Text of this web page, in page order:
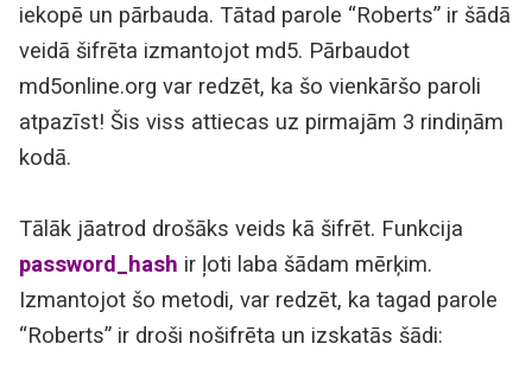
iekopē un pārbauda. Tātad parole “Roberts” ir šādā
veidā šifrēta izmantojot md5. Pārbaudot
md5online.org var redzēt, ka šo vienkāršo paroli
atpazīst! Šis viss attiecas uz pirmajām 3 rindiņām
kodā.
Tālāk jāatrod drošāks veids kā šifrēt. Funkcija
password_hash ir ļoti laba šādam mērķim.
Izmantojot šo metodi, var redzēt, ka tagad parole
“Roberts” ir droši nošifrēta un izskatās šādi: